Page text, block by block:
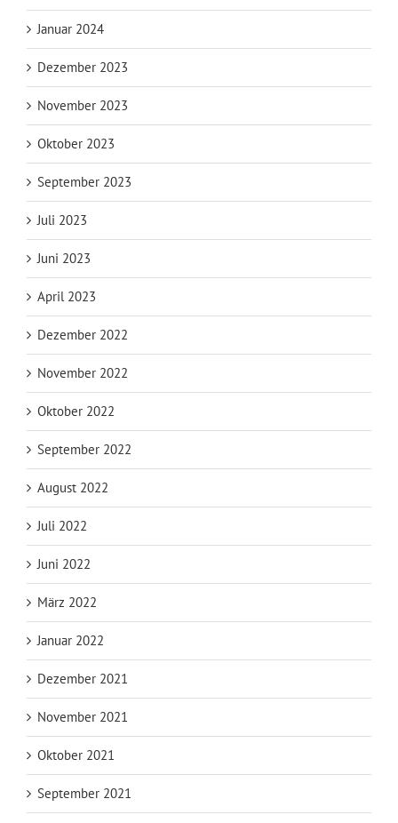
Januar 2024
Dezember 2023
November 2023
Oktober 2023
September 2023
Juli 2023
Juni 2023
April 2023
Dezember 2022
November 2022
Oktober 2022
September 2022
August 2022
Juli 2022
Juni 2022
März 2022
Januar 2022
Dezember 2021
November 2021
Oktober 2021
September 2021